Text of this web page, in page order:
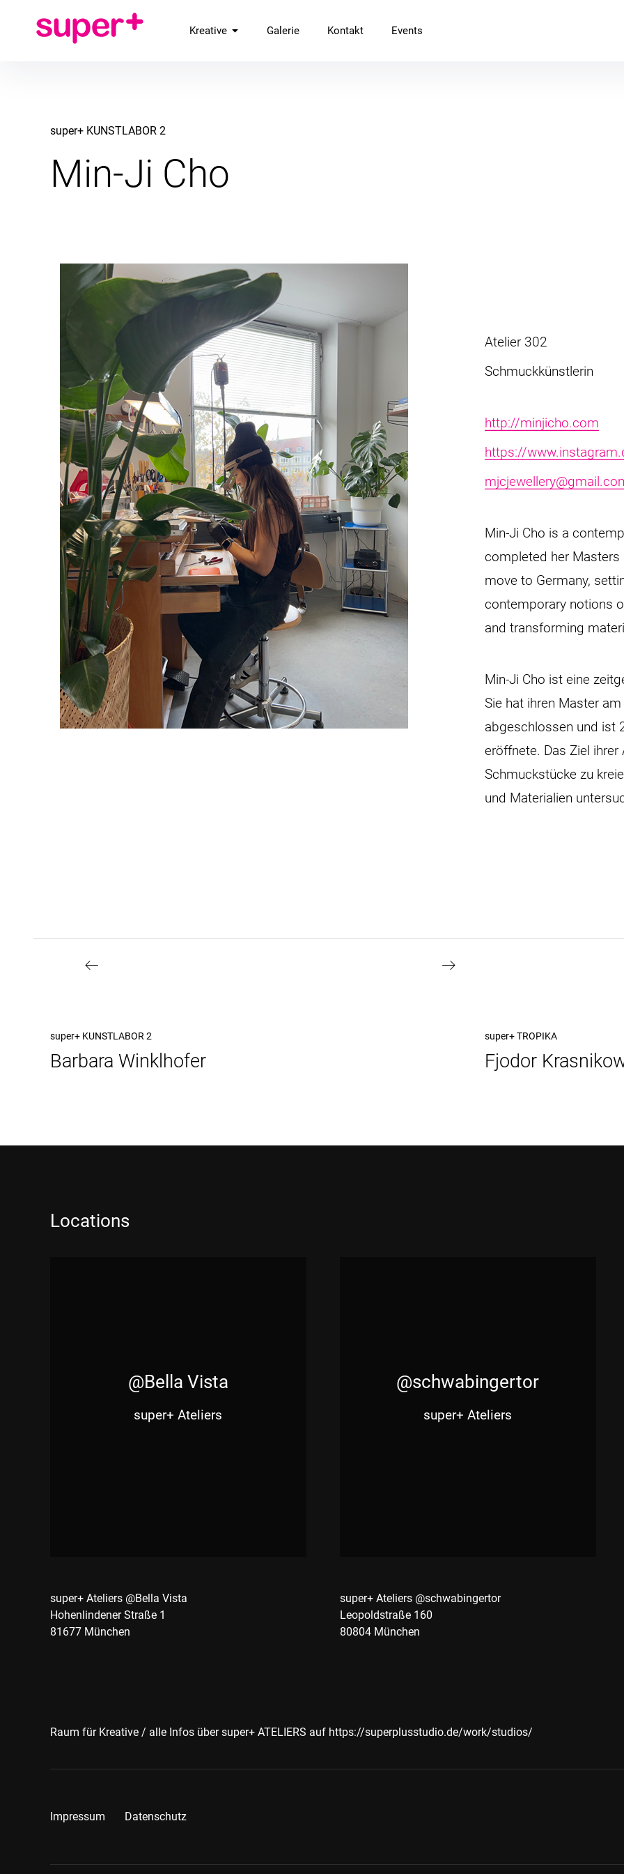
überspringensuper+ ATELIERS Kreative Galerie Kontakt Events
super+ KUNSTLABOR 2
Min-Ji Cho
Atelier 302
Schmuckkünstlerin
http://minjicho.com
https://
Min-Ji Cho is a
completed her Masters
move to Germany,
contemporary notions
and transforming
Min-Ji Cho ist eine
Sie hat ihren Master
abgeschlossen und ist
eröffnete. Das Ziel
Schmuckstücke zu
und Materialien
Vorheriger
Beitrag
super+ KUNSTLABOR 2
Barbara Winklhofer
Nächster
Beitrag
super+ TROPIKA
Fjodor
Locations
@Bella Vista
super+ Ateliers
super+ Ateliers @Bella Vista
Hohenlindener Straße 1
81677 München
@schwabingertor
super+ Ateliers
super+ Ateliers @schwabingertor
Leopoldstraße 160
80804 München
Raum für Kreative / alle Infos über super+ ATELIERS auf https://superplusstudio.de/work/studios/
Impressum Datenschutz